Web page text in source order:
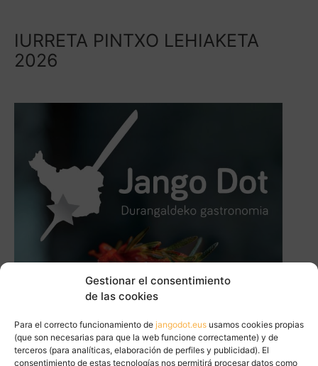
Gestionar el consentimiento
de las cookies
Para el correcto funcionamiento de jangodot.eus usamos cookies propias
(que son necesarias para que la web funcione correctamente) y de
terceros (para analíticas, elaboración de perfiles y publicidad). El
consentimiento de estas tecnologías nos permitirá procesar datos como
IURRETA PINTXO LEHIAKETA
2026